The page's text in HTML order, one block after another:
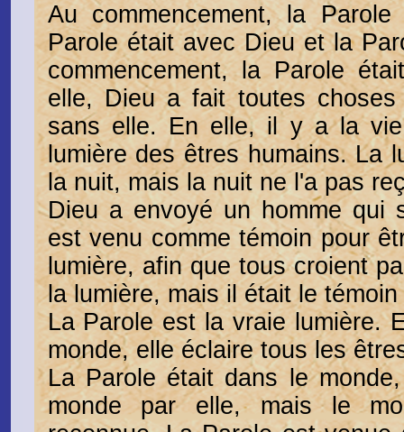
Au commencement, la
Parole était avec Dieu et la
commencement, la Parole
elle, Dieu a fait toutes
sans elle. En elle, il y a la
lumière des êtres humains. La
la nuit, mais la nuit ne l'a pas
Dieu a envoyé un homme qui
est venu comme témoin pour
lumière, afin que tous croient
la lumière, mais il était le
La Parole est la vraie lumière.
monde, elle éclaire tous les
La Parole était dans le
monde par elle, mais le